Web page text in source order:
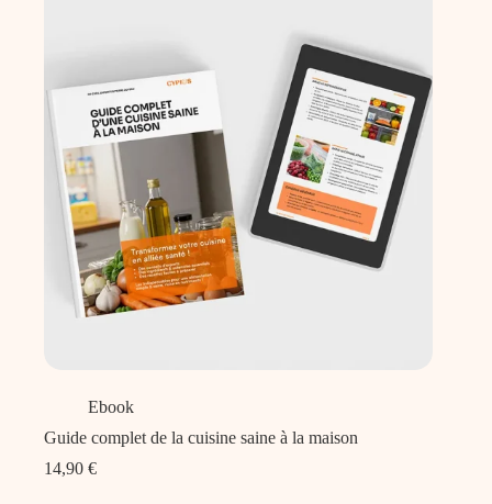
Ebook
Guide complet de la cuisine saine à la maison
14,90 €